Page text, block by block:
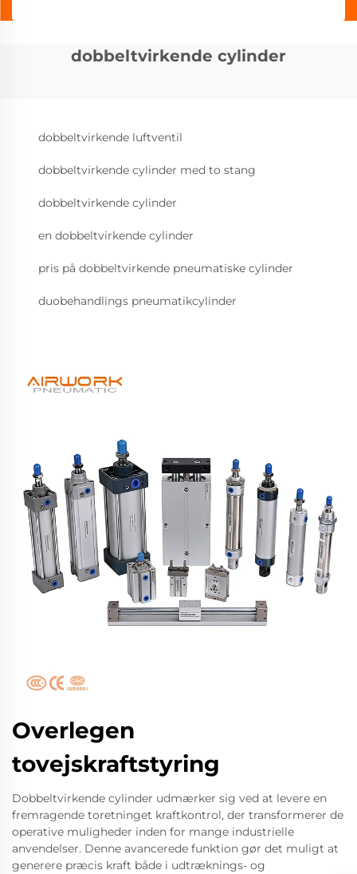
dobbeltvirkende cylinder
dobbeltvirkende luftventil
dobbeltvirkende cylinder med to stang
dobbeltvirkende cylinder
en dobbeltvirkende cylinder
pris på dobbeltvirkende pneumatiske cylinder
duobehandlings pneumatikcylinder
Overlegen
tovejskraftstyring
Dobbeltvirkende cylinder udmærker sig ved at levere en
fremragende toretninget kraftkontrol, der transformerer de
operative muligheder inden for mange industrielle
anvendelser. Denne avancerede funktion gør det muligt at
generere præcis kraft både i udtræknings- og